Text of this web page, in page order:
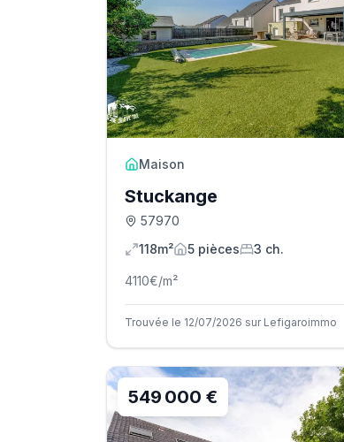
Maison
Stuckange
57970
118m²
5 pièces 3 ch.
4110€/m²
Trouvée le 12/07/2026 sur Lefigaroimmo
549 000 €